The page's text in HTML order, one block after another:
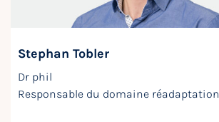
Stephan Tobler
Dr phil
Responsable du domaine réadaptation